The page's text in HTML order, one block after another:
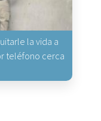
la vida a
teléfono cerca